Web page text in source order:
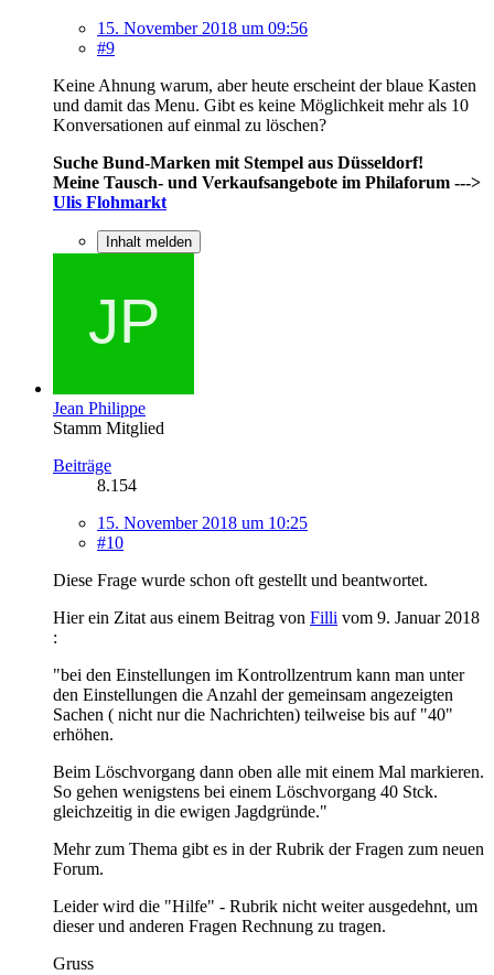
15. November 2018 um 09:56
#9
Keine Ahnung warum, aber heute erscheint der blaue Kasten
und damit das Menu. Gibt es keine Möglichkeit mehr als 10
Konversationen auf einmal zu löschen?
Suche Bund-Marken mit Stempel aus Düsseldorf!
Meine Tausch- und Verkaufsangebote im Philaforum --->
Ulis Flohmarkt
Inhalt melden
Jean Philippe
Stamm Mitglied
Beiträge
8.154
15. November 2018 um 10:25
#10
Diese Frage wurde schon oft gestellt und beantwortet.
Hier ein Zitat aus einem Beitrag von Filli vom 9. Januar 2018
:
"bei den Einstellungen im Kontrollzentrum kann man unter
den Einstellungen die Anzahl der gemeinsam angezeigten
Sachen ( nicht nur die Nachrichten) teilweise bis auf "40"
erhöhen.
Beim Löschvorgang dann oben alle mit einem Mal markieren.
So gehen wenigstens bei einem Löschvorgang 40 Stck.
gleichzeitig in die ewigen Jagdgründe."
Mehr zum Thema gibt es in der Rubrik der Fragen zum neuen
Forum.
Leider wird die "Hilfe" - Rubrik nicht weiter ausgedehnt, um
dieser und anderen Fragen Rechnung zu tragen.
Gruss